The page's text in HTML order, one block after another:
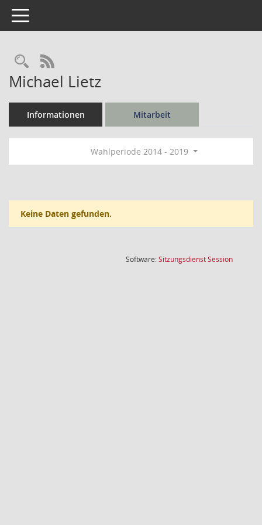
Toggle navigation
Rechercheauswahl
RSS-Feed
Michael Lietz
Informationen Mitarbeit
Wahlperiode 2014 - 2019
Keine Daten gefunden.
Software:SitzungsdienstSession(Wird in